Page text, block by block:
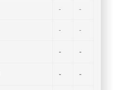
- -
- -
- -
- -